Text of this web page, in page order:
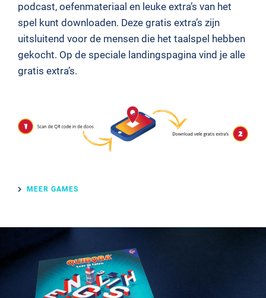
podcast, oefenmateriaal en leuke extra’s van het
spel kunt downloaden. Deze gratis extra’s zijn
uitsluitend voor de mensen die het taalspel hebben
gekocht. Op de speciale landingspagina vind je alle
gratis extra’s.
MEER GAMES